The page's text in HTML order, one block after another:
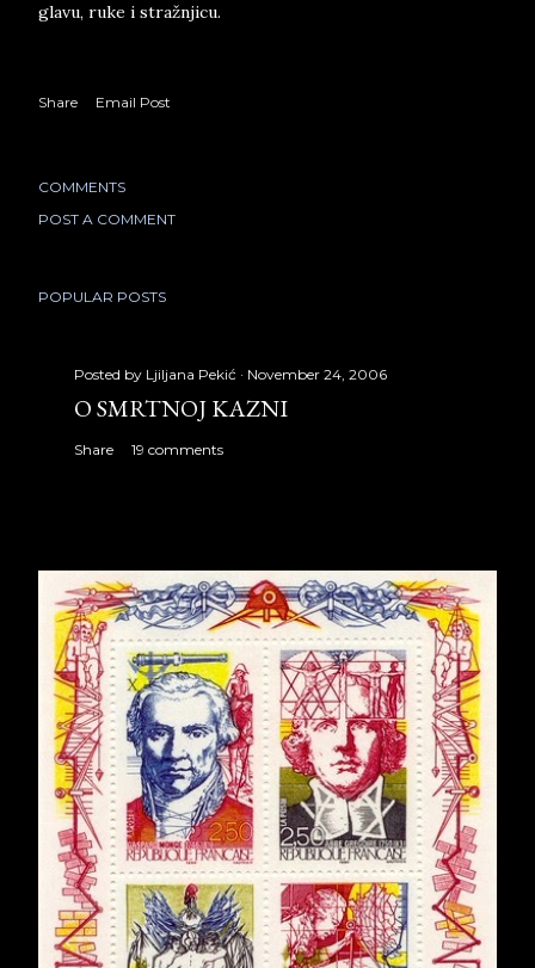
glavu, ruke i stražnjicu.
Share Email Post
COMMENTS
POST A COMMENT
POPULAR POSTS
Posted by Ljiljana Pekić November 24, 2006
O SMRTNOJ KAZNI
Share 19 comments